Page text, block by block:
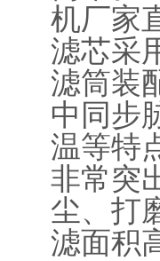
机厂家
滤芯采
滤筒装
中同步
温等特
非常突
尘、打
滤面积